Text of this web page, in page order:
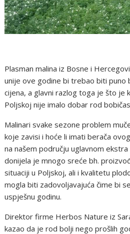
Plasman malina iz Bosne i
unije ove godine bi trebao biti puno
cijena, a glavni razlog toga je što je
Poljskoj nije imalo dobar rod
Malinari svake sezone problem
koje zavisi i hoće li imati berača
na našem području uglavnom
donijela je mnogo sreće bh.
situaciji u Poljskoj, ali i kvalitetu
mogla biti zadovoljavajuća čime bi
uspješnu godinu.
Direktor firme Herbos Nature iz
kazao da je rod bolji nego prošlih